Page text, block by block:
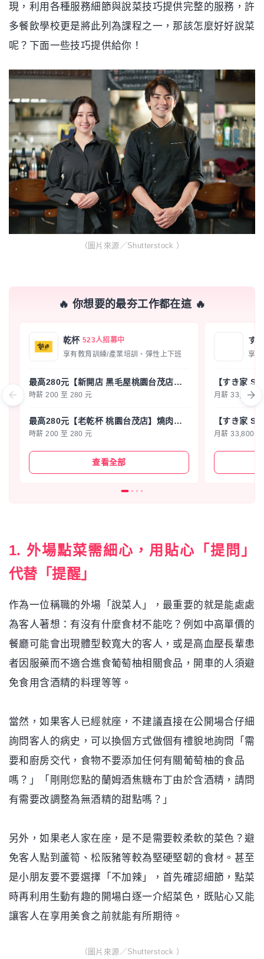
現，利用各種服務細節與說菜技巧提供完整的服務，許
多餐飲學校更是將此列為課程之一，那該怎麼好好說菜
呢？下面一些技巧提供給你！
（圖片來源／Shutterstock ）
🔥 你想要的最夯工作都在這 🔥
乾杯 523人招募中
享有教育訓練/產業培訓、彈性上下班
最高280元【新開店 黑毛屋桃園台茂店】鍋物品牌 - 內/外場兼職 F20P1
時薪 200 至 280 元
最高280元【老乾杯 桃園台茂店】燒肉品牌 - 內場兼職 C19P2
時薪 200 至 280 元
查看全部
す
月薪 33,800
月薪 33,800
1. 外場點菜需細心，用貼心「提問」
代替「提醒」
作為一位稱職的外場「說菜人」，最重要的就是能處處
為客人著想：有沒有什麼食材不能吃？例如中高單價的
餐廳可能會出現體型較寬大的客人，或是高血壓長輩患
者因服藥而不適合進食葡萄柚相關食品，開車的人須避
免食用含酒精的料理等等。
當然，如果客人已經就座，不建議直接在公開場合仔細
詢問客人的病史，可以換個方式做個有禮貌地詢問「需
要和廚房交代，食物不要添加任何有關葡萄柚的食品
嗎？」「剛剛您點的蘭姆酒焦糖布丁由於含酒精，請問
有需要改調整為無酒精的甜點嗎？」
另外，如果老人家在座，是不是需要較柔軟的菜色？避
免客人點到蘆筍、松阪豬等較為堅硬堅韌的食材。甚至
是小朋友要不要選擇「不加辣」，首先確認細節，點菜
時再利用生動有趣的開場白逐一介紹菜色，既貼心又能
讓客人在享用美食之前就能有所期待。